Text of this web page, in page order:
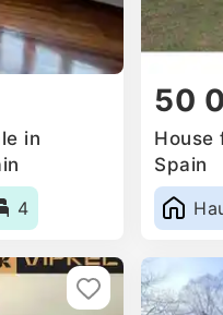
in
4
50
House
Spain